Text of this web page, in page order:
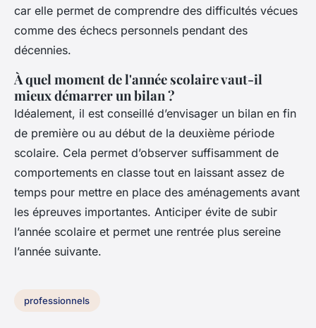
car elle permet de comprendre des difficultés vécues
comme des échecs personnels pendant des
décennies.
À quel moment de l'année scolaire vaut-il
mieux démarrer un bilan ?
Idéalement, il est conseillé d’envisager un bilan en fin
de première ou au début de la deuxième période
scolaire. Cela permet d’observer suffisamment de
comportements en classe tout en laissant assez de
temps pour mettre en place des aménagements avant
les épreuves importantes. Anticiper évite de subir
l’année scolaire et permet une rentrée plus sereine
l’année suivante.
professionnels